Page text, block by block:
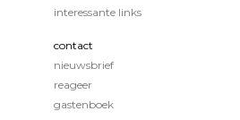
interessante links
contact
nieuwsbrief
reageer
gastenboek